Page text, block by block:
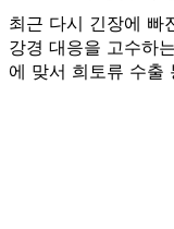
최근 다시 긴장에 빠
강경 대응을 고수하
에 맞서 희토류 수출